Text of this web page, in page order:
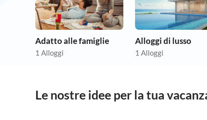
Adatto alle famiglie
1 Alloggi
Alloggi di lusso
1 Alloggi
Le nostre idee per la tua